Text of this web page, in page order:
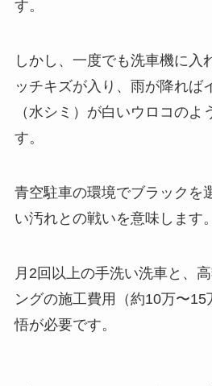
す。
しかし、一度でも洗車機に入
ッチキズが入り、雨が降れば
（水シミ）が白いウロコのよ
す。
青空駐車の環境でブラックを
い汚れとの戦いを意味します。
月2回以上の手洗い洗車と、
ングの施工費用（約10万〜
悟が必要です。